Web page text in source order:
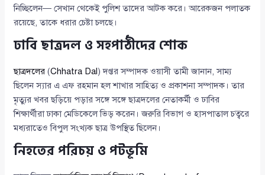
নিচ্ছিলেন— সেখান থেকেই পুলিশ তাদের আটক করে। আরেকজন পলাতক
রয়েছে, তাকে ধরার চেষ্টা চলছে।
ঢাবি ছাত্রদল ও সহপাঠীদের শোক
ছাত্রদলের (Chhatra Dal) দপ্তর সম্পাদক ওয়াসী তামী জানান, সাম্য
ছিলেন স্যার এ এফ রহমান হল শাখার সাহিত্য ও প্রকাশনা সম্পাদক। তার
মৃত্যুর খবর ছড়িয়ে পড়ার সঙ্গে সঙ্গে ছাত্রদলের নেতাকর্মী ও ঢাবির
শিক্ষার্থীরা ঢাকা মেডিকেলে ভিড় করেন। জরুরি বিভাগ ও হাসপাতাল চত্বরে
মধ্যরাতেও বিপুল সংখ্যক ছাত্র উপস্থিত ছিলেন।
নিহতের পরিচয় ও পটভূমি